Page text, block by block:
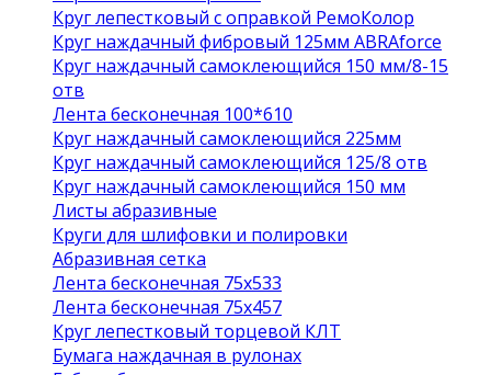
Круг лепестковый с оправкой РемоКолор
Круг наждачный фибровый 125мм ABRAforce
Круг наждачный самоклеющийся 150 мм/8-15
отв
Лента бесконечная 100*610
Круг наждачный самоклеющийся 225мм
Круг наждачный самоклеющийся 125/8 отв
Круг наждачный самоклеющийся 150 мм
Листы абразивные
Круги для шлифовки и полировки
Абразивная сетка
Лента бесконечная 75х533
Лента бесконечная 75х457
Круг лепестковый торцевой КЛТ
Бумага наждачная в рулонах